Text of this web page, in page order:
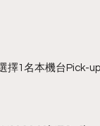
1名本機台Pick-